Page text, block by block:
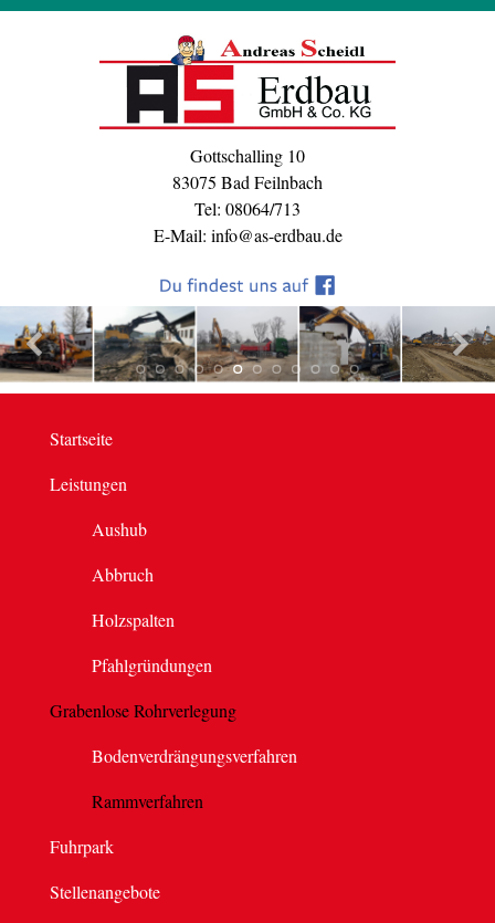
Gottschalling 10
83075 Bad Feilnbach
Tel: 08064/713
E-Mail: info@as-erdbau.de
Startseite
Leistungen
Aushub
Abbruch
Holzspalten
Pfahlgründungen
Grabenlose Rohrverlegung
Bodenverdrängungsverfahren
Rammverfahren
Fuhrpark
Stellenangebote